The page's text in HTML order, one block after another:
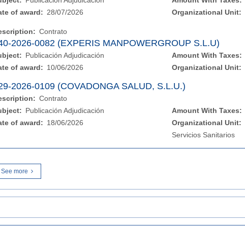
of award: 28/07/2026 Organizational Unit:
2026-0082 (EXPERIS MANPOWERGROUP S.L.U)
Contrato
Publicación Adjudicación Amount With Taxes:
of award: 10/06/2026 Organizational Unit:
2026-0109 (COVADONGA SALUD, S.L.U.)
Contrato
Publicación Adjudicación Amount With Taxes:
of award: 18/06/2026 Organizational Unit:
Servicios Sanitarios
See more